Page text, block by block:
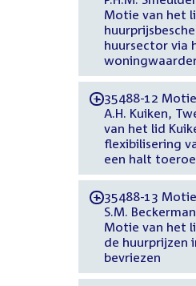
Motie van het
huursector via
-35488-12
A.H. Kuiken,
van het lid
flexibilisering
een halt
-35488-13
S.M.
Motie van het
de huurprijzen
bevriezen